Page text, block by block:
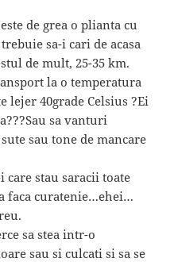
de grea o plianta cu
sa-i cari de acasa
de mult, 25-35 km.
la o temperatura
lejer 40grade Celsius ?Ei
sa vanturi
sau tone de mancare
care stau saracii toate
faca curatenie…ehei…
sa stea intr-o
sau si culcati si sa se